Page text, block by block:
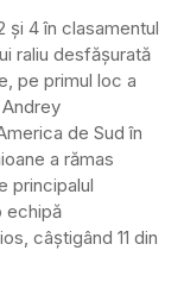
și 4 în clasamentul
raliu desfășurată
pe primul loc a
de Sud în
a rămas
principalul
echipă
câștigând 11 din